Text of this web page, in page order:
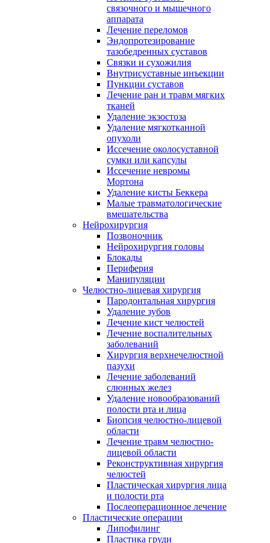
связочного и мышечного
аппарата
Лечение переломов
Эндопротезирование
тазобедренных суставов
Связки и сухожилия
Внутрисуставные инъекции
Пункции суставов
Лечение ран и травм мягких
тканей
Удаление экзостоза
Удаление мягкотканной
опухоли
Иссечение околосуставной
сумки или капсулы
Иссечение невромы
Мортона
Удаление кисты Беккера
Малые травматологические
вмешательства
Нейрохирургия
Позвоночник
Нейрохирургия головы
Блокады
Периферия
Манипуляции
Челюстно-лицевая хирургия
Пародонтальная хирургия
Удаление зубов
Лечение кист челюстей
Лечение воспалительных
заболеваний
Хирургия верхнечелюстной
пазухи
Лечение заболеваний
слюнных желез
Удаление новообразований
полости рта и лица
Биопсия челюстно-лицевой
области
Лечение травм челюстно-
лицевой области
Реконструктивная хирургия
челюстей
Пластическая хирургия лица
и полости рта
Послеоперационное лечение
Пластические операции
Липофилинг
Пластика груди